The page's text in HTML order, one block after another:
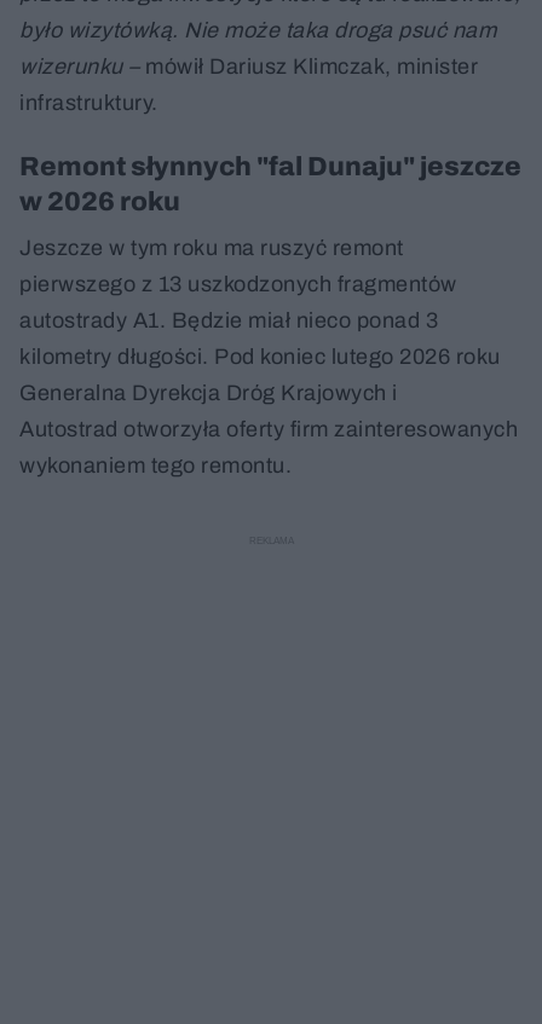
było wizytówką. Nie może taka droga psuć nam
wizerunku – mówił Dariusz Klimczak, minister
infrastruktury.
Remont słynnych "fal Dunaju" jeszcze
w 2026 roku
Jeszcze w tym roku ma ruszyć remont
pierwszego z 13 uszkodzonych fragmentów
autostrady A1. Będzie miał nieco ponad 3
kilometry długości. Pod koniec lutego 2026 roku
Generalna Dyrekcja Dróg Krajowych i
Autostrad otworzyła oferty firm zainteresowanych
wykonaniem tego remontu.